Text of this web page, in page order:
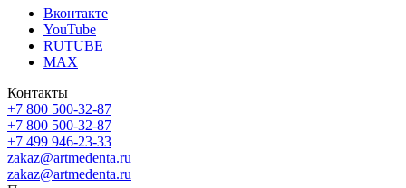
Вконтакте
YouTube
RUTUBE
MAX
Контакты
+7 800 500-32-87
+7 800 500-32-87
+7 499 946-23-33
zakaz@artmedenta.ru
zakaz@artmedenta.ru